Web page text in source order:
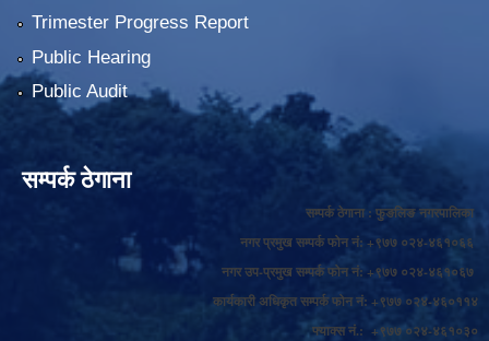
Trimester Progress Report
Public Hearing
Public Audit
सम्पर्क ठेगाना
सम्पर्क ठेगाना : फुङलिङ नगरपालिका
नगर प्रमुख सम्पर्क फोन नं: +९७७ ०२४-४६१०६६
नगर उप-प्रमुख सम्पर्क फोन नं: +९७७ ०२४-४६१०६७
कार्यकारी अधिकृत सम्पर्क फोन नं: +९७७ ०२४-४६०११४
फ्याक्स नं.: +९७७ ०२४-४६१०३०